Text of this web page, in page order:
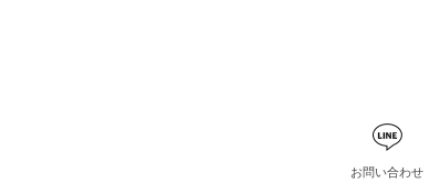
お問い合わせ